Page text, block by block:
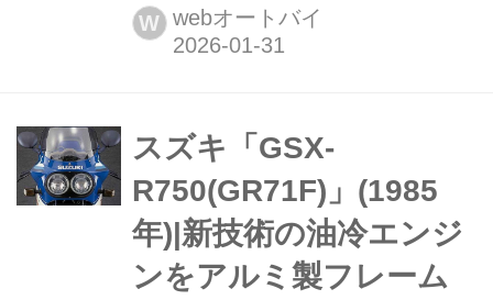
列4気筒を積み、フルカウルを加えた
FZR750を1987年に発売したヤマハは2
ドを備えショートストローク化したエ
FZR750R/OW01...
W webオートバイ
スズキ「GSX-
R750(GR71F)」(1985
年)|新技術の油冷エンジ
ンをアルミ製フレーム